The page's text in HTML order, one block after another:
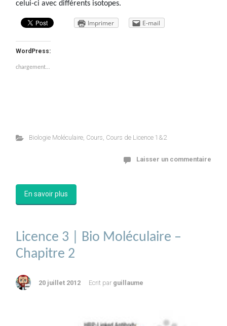
celui-ci avec différents isotopes.
Imprimer E-mail
WordPress:
chargement…
Biologie Moléculaire, Cours, Cours de Licence 1&2
Laisser un commentaire
En savoir plus
Licence 3 | Bio Moléculaire –
Chapitre 2
20 juillet 2012 Ecrit par guillaume